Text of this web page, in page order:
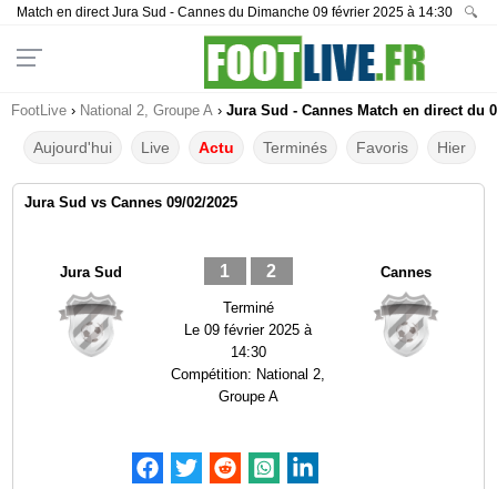
Match en direct Jura Sud - Cannes du Dimanche 09 février 2025 à 14:30 🔍
FootLive › National 2, Groupe A › Jura Sud - Cannes Match en direct du
Aujourd'hui Live Actu Terminés Favoris Hier
Jura Sud vs Cannes 09/02/2025
Jura Sud 1 2
Terminé
Le09 février 2025 à
14:30
Compétition: National 2,
Groupe A
Cannes